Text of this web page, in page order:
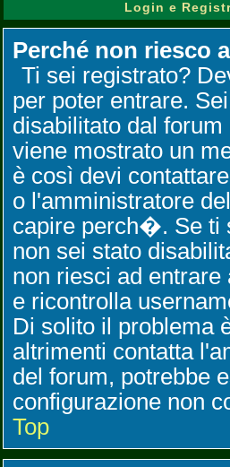
Login e
Perché non riesco
Ti sei registrato?
per poter entrare.
disabilitato dal
viene mostrato un
è così devi
o l'amministratore
capire perch�. Se ti
non sei stato
non riesci ad
e ricontrolla
Di solito il problema
altrimenti contatta
del forum, potrebbe
configurazione non
Top